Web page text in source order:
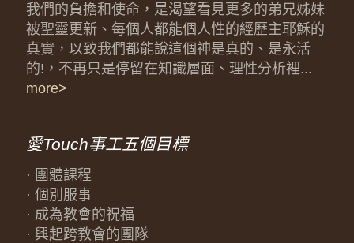
我們的負擔和使命，是渴望看見更多的弟兄姊妹
被聖靈更新、每個人都能個人性的經歷主耶穌的
真實，以致我們都能說這個神是真的、是永活
的!，不再只是停留在知識層面、理性分析裡...
more>
愛Touch事工五個目標
· 團體課程
· 個別服事
· 成為教會的祝福
· 興起跨教會的團隊